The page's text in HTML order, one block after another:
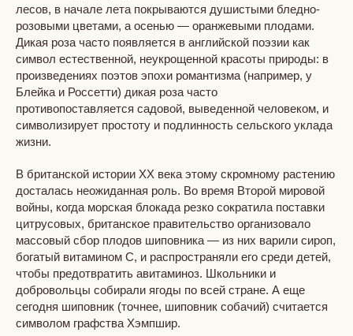
лесов, в начале лета покрываются душистыми бледно-
розовыми цветами, а осенью — оранжевыми плодами.
Дикая роза часто появляется в английской поэзии как
символ естественной, неукрощенной красоты природы: в
произведениях поэтов эпохи романтизма (например, у
Блейка и Россетти) дикая роза часто
противопоставляется садовой, выведенной человеком, и
символизирует простоту и подлинность сельского уклада
жизни.
В британской истории XX века этому скромному растению
досталась неожиданная роль. Во время Второй мировой
войны, когда морская блокада резко сократила поставки
цитрусовых, британское правительство организовало
массовый сбор плодов шиповника — из них варили сироп,
богатый витамином C, и распространяли его среди детей,
чтобы предотвратить авитаминоз. Школьники и
добровольцы собирали ягоды по всей стране. А еще
сегодня шиповник (точнее, шиповник собачий) считается
символом графства Хэмпшир.